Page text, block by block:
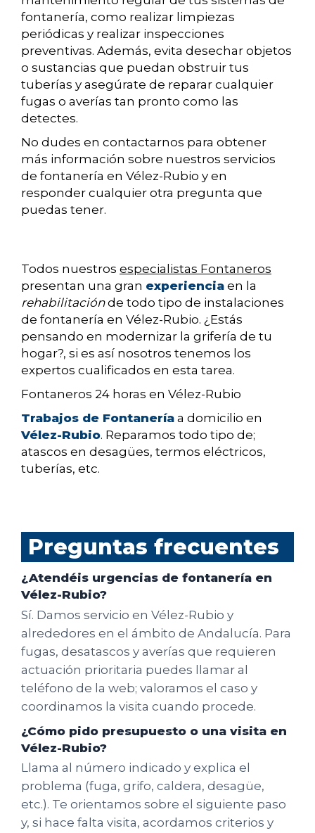
fontanería, como realizar limpiezas
periódicas y realizar inspecciones
preventivas. Además, evita desechar objetos
o sustancias que puedan obstruir tus
tuberías y asegúrate de reparar cualquier
fugas o averías tan pronto como las
detectes.
No dudes en contactarnos para obtener
más información sobre nuestros servicios
de fontanería en Vélez-Rubio y en
responder cualquier otra pregunta que
puedas tener.
Todos nuestros especialistas Fontaneros
presentan una gran experiencia en la
rehabilitaciónde todo tipo de instalaciones
de fontanería en Vélez-Rubio. ¿Estás
pensando en modernizar la grifería de tu
hogar?, si es así nosotros tenemos los
expertos cualificados en esta tarea.
Fontaneros 24 horas en Vélez-Rubio
Trabajos de Fontanería a domicilio en
Vélez-Rubio. Reparamos todo tipo de;
atascos en desagües, termos eléctricos,
tuberías, etc.
Preguntas frecuentes
¿Atendéis urgencias de fontanería en
Vélez-Rubio?
Sí. Damos servicio en Vélez-Rubio y
alrededores en el ámbito de Andalucía. Para
fugas, desatascos y averías que requieren
actuación prioritaria puedes llamar al
teléfono de la web; valoramos el caso y
coordinamos la visita cuando procede.
¿Cómo pido presupuesto o una visita en
Vélez-Rubio?
Llama al número indicado y explica el
problema (fuga, grifo, caldera, desagüe,
etc.). Te orientamos sobre el siguiente paso
y, si hace falta visita, acordamos criterios y